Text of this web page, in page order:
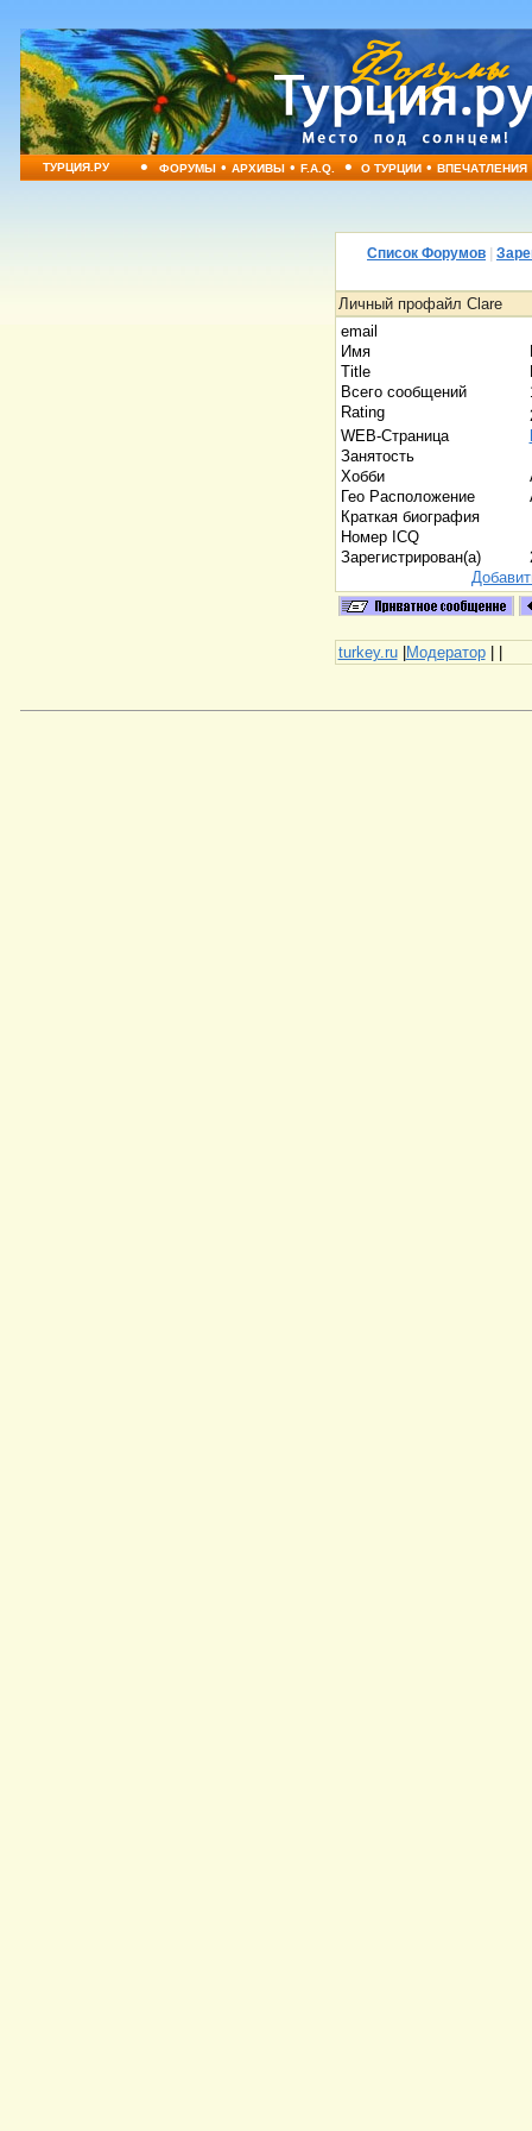
ТУРЦИЯ.РУ • ФОРУМЫ•АРХИВЫ•F.A.Q. • О ТУРЦИИ•ВПЕЧАТЛЕНИЯ
Список Форумов
Личный профайл Clare
email
Имя
Title
Всего сообщений
Rating
WEB-Страница
Занятость
Хобби
Гео Расположение
Краткая биография
Номер ICQ
Зарегистрирован(а)
turkey.ru|Модератор| |